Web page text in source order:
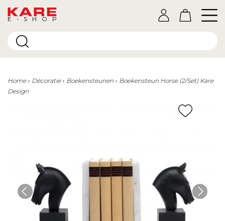
E-SHOP
Home Décoratie Boekensteunen
Boekensteun Horse (2/Set) Kare
Design